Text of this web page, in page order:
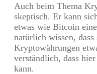
Auch beim Thema
skeptisch. Er kann
etwas wie Bitcoin
natürlich wissen, dass
Kryptowährungen
verständlich, dass
kann.